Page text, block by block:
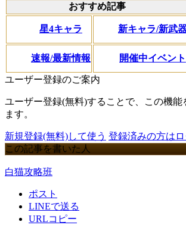
おすすめ記事
星4キャラ 新キャラ/新武
速報/最新情報 開催中イベント
ユーザー登録のご案内
ユーザー登録(無料)することで、この機能
ます。
新規登録(無料)して使う 登録済みの方は
この記事を書いた人
白猫攻略班
ポスト
LINEで送る
URLコピー